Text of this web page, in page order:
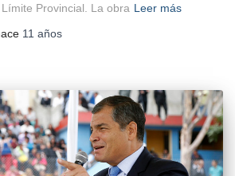
Provincial. La obra Leer más
11 años